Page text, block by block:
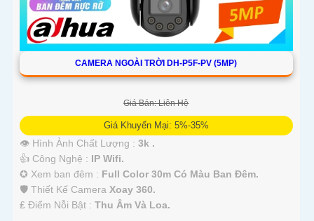
CAMERA NGOÀI TRỜI DH-P5F-PV (5MP)
Giá Bán: Liên Hệ
Giá Khuyến Mại: 5%-35%
👁 Hình Ành Chất Lượng : 3k .
👍 Công Nghệ : IP Wifi.
✪ Xem ban đêm : Full Color 30m Có Màu Ban Ðêm.
🛡 Thiết Kế Camera Xoay 360.
️₤ Điểm Nỗi Bật : Thu Âm Và Loa.